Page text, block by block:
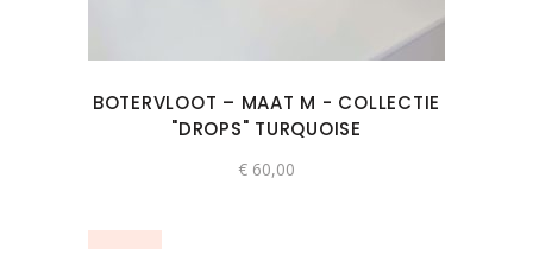
BOTERVLOOT – MAAT M - COLLECTIE
"DROPS" TURQUOISE
€ 60,00